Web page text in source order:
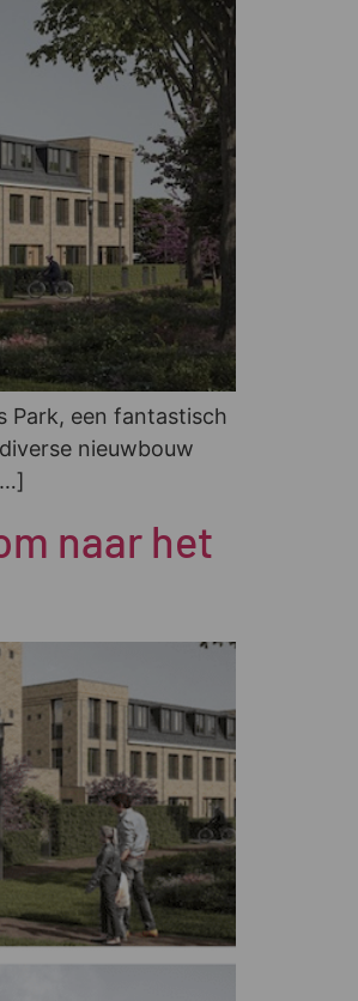
Park, een fantastisch
nieuwbouw
naar het